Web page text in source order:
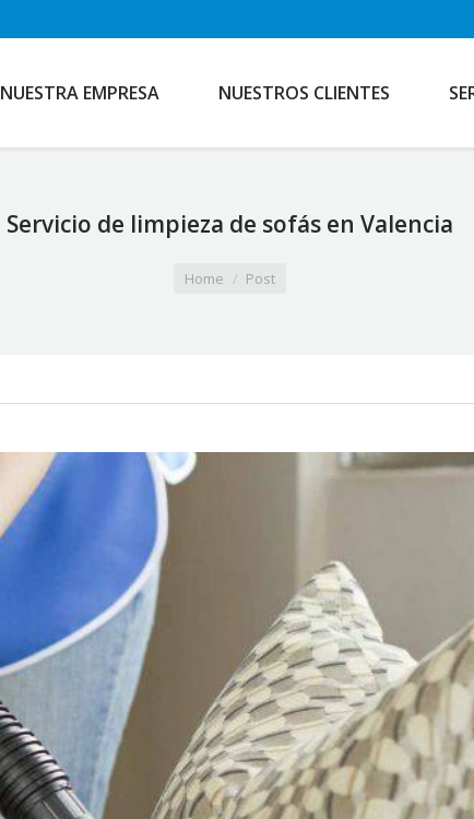
NUESTRA EMPRESA NUESTROS CLIENTES
Servicio de limpieza de sofás en Valencia
Home Post